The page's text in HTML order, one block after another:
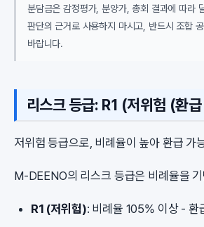
분담금은 감정평가, 분양가, 총회 결과에 따라
판단의 근거로 사용하지 마시고, 반드시 조합
바랍니다.
리스크 등급: R1 (저위험 (환
저위험 등급으로, 비례율이 높아 환급 가
M-DEENO의 리스크 등급은 비례율을
R1 (저위험): 비례율 105% 이상 - 환